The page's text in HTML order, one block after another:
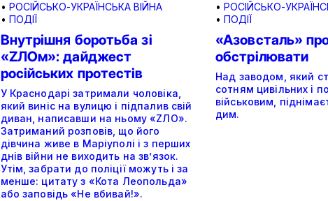
• РОСІЙСЬКО-УКРАЇНСЬКА ВІЙНА
• ПОДІЇ
Внутрішня боротьба зі
«ZЛОм»: дайджест
російських протестів
У Краснодарі затримали чоловіка,
який виніс на вулицю і підпалив свій
диван, написавши на ньому «ZЛО».
Затриманий розповів, що його
дівчина живе в Маріуполі і з перших
днів війни не виходить на зв’язок.
Утім, забрати до поліції можуть і за
менше: цитату з «Кота Леопольда»
або заповідь «Не вбивай!».
• РОСІЙСЬКО-
• ПОДІЇ
«Азовсталь»
обстрілювати
Над заводом, який
сотням цивільних і
військовим,
дим.